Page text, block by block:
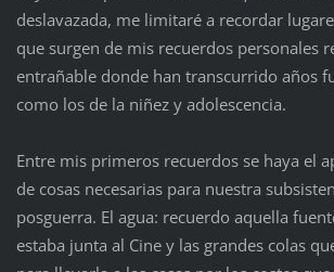
deslavazada, me limitaré a recordar
que surgen de mis recuerdos personales
entrañable donde han transcurrido años
como los de la niñez y adolescencia.
Entre mis primeros recuerdos se haya el
de cosas necesarias para nuestra
posguerra. El agua: recuerdo aquella
estaba junta al Cine y las grandes colas